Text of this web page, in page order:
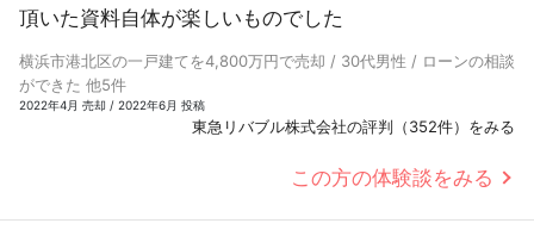
頂いた資料自体が楽しいものでした
横浜市港北区の一戸建てを4,800万円で売却 / 30代男性 / ローンの相談
ができた 他5件
2022年4月 売却 / 2022年6月 投稿
東急リバブル株式会社の評判（352件）をみる
この方の体験談をみる